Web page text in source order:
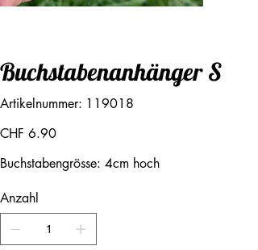
Buchstabenanhänger S
Artikelnummer:
Artikelnummer:
119018
119018
Preis
CHF 6.90
Buchstabengrösse: 4cm hoch
Anzahl